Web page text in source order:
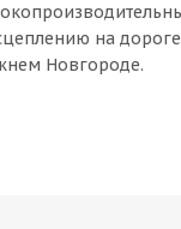
на
Новгороде.